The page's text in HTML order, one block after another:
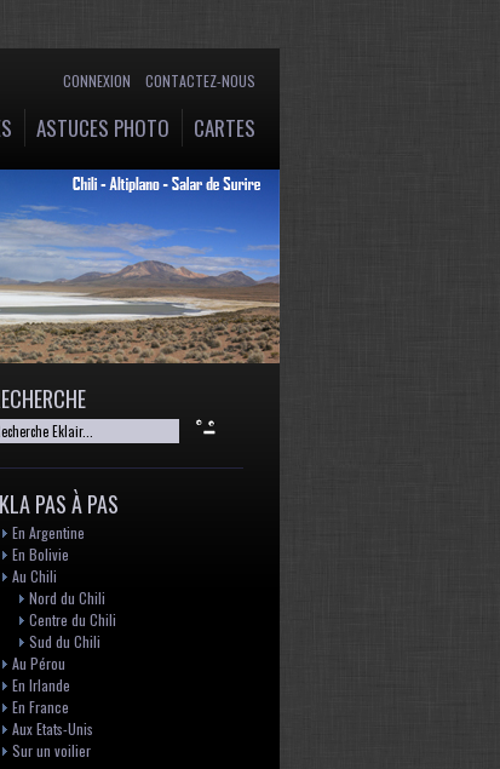
CONNEXION CONTACTEZ-NOUS
ASTUCES PHOTO CARTES
PAS À PAS
En Argentine
En Bolivie
Au Chili
Nord du Chili
Centre du Chili
Sud du Chili
Au Pérou
En Irlande
En France
Aux Etats-Unis
Sur un voilier